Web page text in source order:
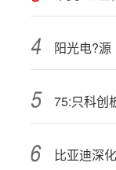
75:只科创